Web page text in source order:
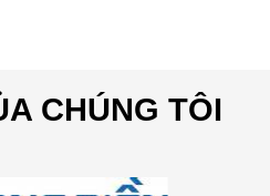
CHÚNG TÔI